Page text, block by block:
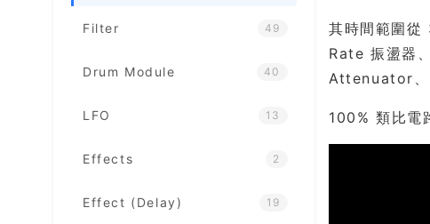
Filter 49
Drum Module 40
LFO 13
Effects 2
Effect (Delay) 19
其時間範圍
Rate 振盪器
Attenuator、
100% 類比電